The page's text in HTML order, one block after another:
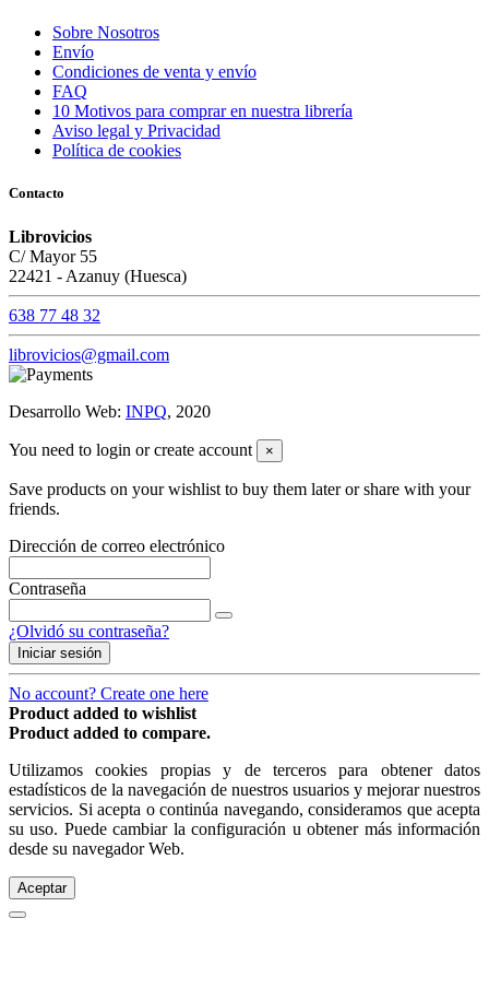
Sobre Nosotros
Envío
Condiciones de venta y envío
FAQ
10 Motivos para comprar en nuestra librería
Aviso legal y Privacidad
Política de cookies
Contacto
Librovicios
C/ Mayor 55
22421 - Azanuy (Huesca)
638 77 48 32
librovicios@gmail.com
Desarrollo Web: INPQ, 2020
You need to login or create account ×
Save products on your wishlist to buy them later or share with your
friends.
Dirección de correo electrónico
Contraseña
¿Olvidó su contraseña?
Iniciar sesión
No account? Create one here
Product added to wishlist
Product added to compare.
Utilizamos cookies propias y de terceros para obtener datos
estadísticos de la navegación de nuestros usuarios y mejorar nuestros
servicios. Si acepta o continúa navegando, consideramos que acepta
su uso. Puede cambiar la configuración u obtener más información
desde su navegador Web.
Aceptar